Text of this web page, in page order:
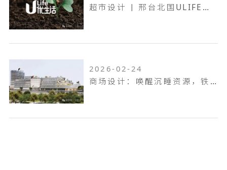
超市设计 | 邢台北国ULIFE，共生共融，工业底色的烟火叙事！
2026-02-24
商场设计：唤醒沉睡资源，铁岭双燕天河城，狂揽 9.6 万客流